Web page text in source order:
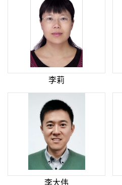
李莉
李大伟